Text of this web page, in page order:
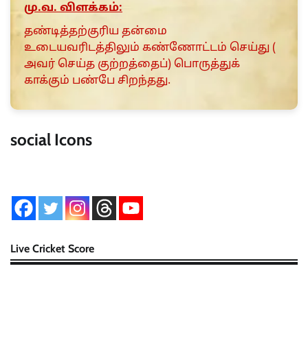
மு.வ. விளக்கம்:
தண்டித்தற்குரிய தன்மை
உடையவரிடத்திலும் கண்ணோட்டம் செய்து (
அவர் செய்த குற்றத்தைப்) பொருத்துக்
காக்கும் பண்பே சிறந்தது.
social Icons
Live Cricket Score